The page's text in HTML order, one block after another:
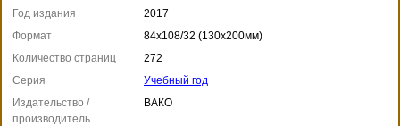
Год издания
2017
Формат
84x108/32 (130x200мм)
Количество страниц
272
Серия
Учебный год
Издательство /
производитель
ВАКО